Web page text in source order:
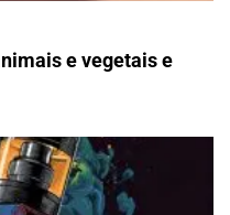
e vegetais e